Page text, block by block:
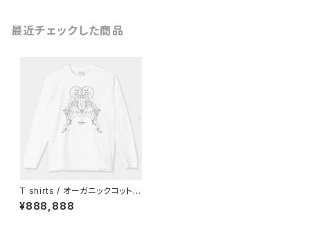
最近チェックした商品
T shirts / オーガニックコットン
ロング 双子の花のマリア【立像】
¥888,888